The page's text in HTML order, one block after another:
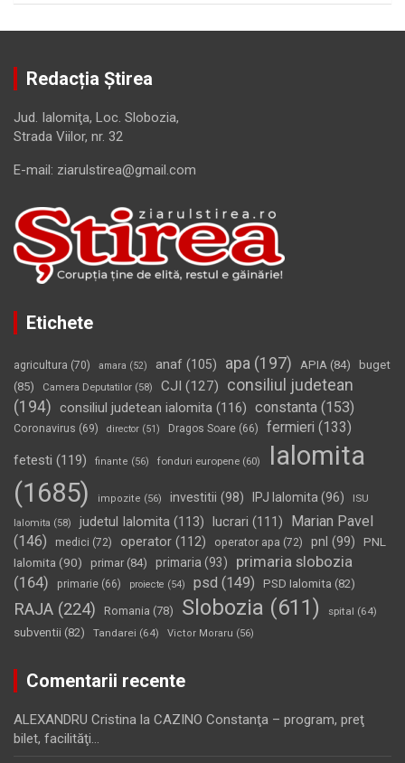
Redacția Știrea
Jud. Ialomiţa, Loc. Slobozia,
Strada Viilor, nr. 32
E-mail: ziarulstirea@gmail.com
Etichete
agricultura (70) amara (52) anaf (105) apa (197) APIA (84)
buget
(85)
Camera Deputatilor (58) CJI (127)
consiliul judetean
(194) consiliul judetean ialomita (116) constanta (153)
Coronavirus (69) director (51) Dragos Soare (66) fermieri (133)
fetesti (119) finante (56) fonduri europene (60)
Ialomita
(1685)
impozite (56) investitii (98) IPJ Ialomita (96) ISU
Ialomita (58) judetul Ialomita (113) lucrari (111)
Marian Pavel
(146)
medici (72) operator (112) operator apa (72) pnl (99)
PNL
Ialomita (90) primar(84) primaria (93)
primaria slobozia
(164)
primarie (66) proiecte (54) psd (149) PSD Ialomita (82)
RAJA (224) Romania (78) Slobozia (611) spital (64)
subventii (82) Tandarei (64) Victor Moraru (56)
Comentarii recente
ALEXANDRU Cristina la CAZINO Constanţa – program, preţ
bilet, facilităţi…